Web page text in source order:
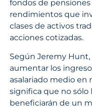
fondos de
rendimientos que
clases de activos
acciones cotizadas.
Según Jeremy
aumentar los
asalariado medio en
significa que no sólo
beneficiarán de un